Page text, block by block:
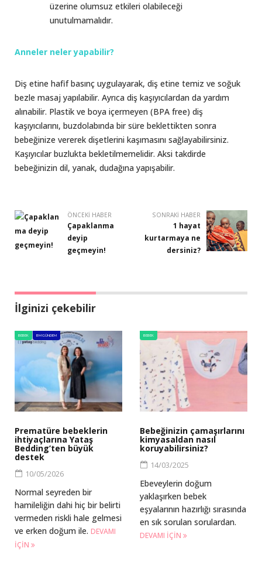
üzerine olumsuz etkileri olabileceği
unutulmamalıdır.
Anneler neler yapabilir?
Diş etine hafif basınç uygulayarak, diş etine temiz ve soğuk
bezle masaj yapılabilir. Ayrıca diş kaşıyıcılardan da yardım
alınabilir. Plastik ve boya içermeyen (BPA free) diş
kaşıyıcılarını, buzdolabında bir süre beklettikten sonra
bebeğinize vererek dişetlerini kaşımasını sağlayabilirsiniz.
Kaşıyıcılar buzlukta bekletilmemelidir. Aksi takdirde
bebeğinizin dil, yanak, dudağına yapışabilir.
ÖNCEKI HABER
Çapaklanma
deyip
geçmeyin!
SONRAKI HABER
1 hayat
kurtarmaya ne
dersiniz?
İlginizi çekebilir
BEBEK BM GÜNDEM
Prematüre bebeklerin
ihtiyaçlarına Yataş
Bedding’ten büyük
destek
10/05/2026
Normal seyreden bir
hamileliğin dahi hiç bir belirti
vermeden riskli hale gelmesi
ve erken doğum ile. DEVAMI
IÇIN
BEBEK
Bebeğinizin çamaşırlarını
kimyasaldan nasıl
koruyabilirsiniz?
14/03/2025
Ebeveylerin doğum
yaklaşırken bebek
eşyalarının hazırlığı sırasında
en sık sorulan sorulardan.
DEVAMI IÇIN